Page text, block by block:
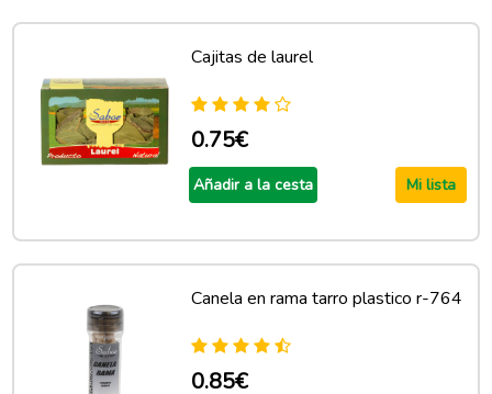
Cajitas de laurel
0.75€
Añadir a la cesta Mi lista
Canela en rama tarro plastico r-764
0.85€